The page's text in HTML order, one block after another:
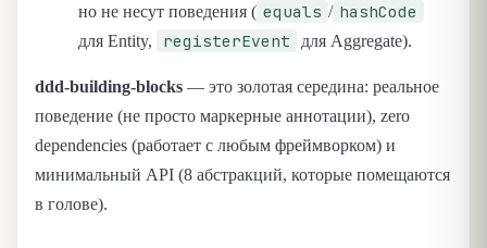
но не несут поведения ( equals / hashCode
для Entity, registerEvent для Aggregate).
ddd-building-blocks — это золотая середина: реальное
поведение (не просто маркерные аннотации), zero
dependencies (работает с любым фреймворком) и
минимальный API (8 абстракций, которые помещаются
в голове).